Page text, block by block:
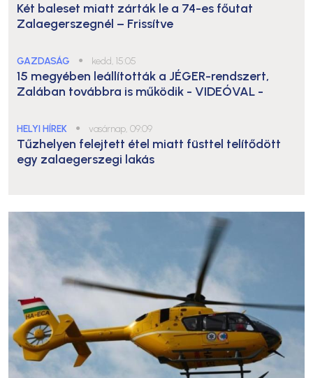
Két baleset miatt zárták le a 74-es főutat
Zalaegerszegnél – Frissítve
GAZDASÁG ● kedd, 15:05
15 megyében leállították a JÉGER-rendszert,
Zalában továbbra is működik - VIDEÓVAL -
HELYI HÍREK ● vasárnap, 09:09
Tűzhelyen felejtett étel miatt füsttel telítődött
egy zalaegerszegi lakás